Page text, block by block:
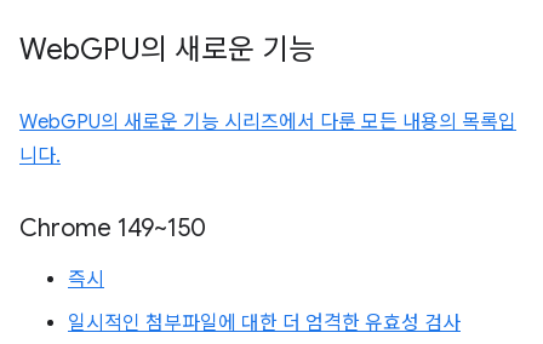
WebGPU의 새로운 기능
WebGPU의 새로운 기능 시리즈에서 다룬 모든 내용의 목록입
니다.
Chrome 149~150
즉시
일시적인 첨부파일에 대한 더 엄격한 유효성 검사